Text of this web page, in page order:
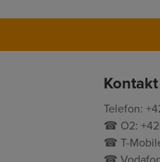
Kontakt
Telefon:
☎ O2:
☎ T-